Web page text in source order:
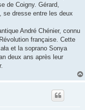
de Coigny. Gérard,
se dresse entre les deux
André Chénier, connu
française. Cette
et la soprano Sonya
deux ans après leur